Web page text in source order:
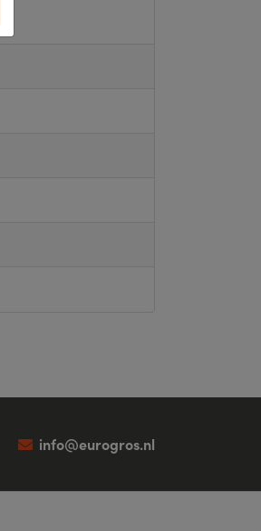
info@eurogros.nl